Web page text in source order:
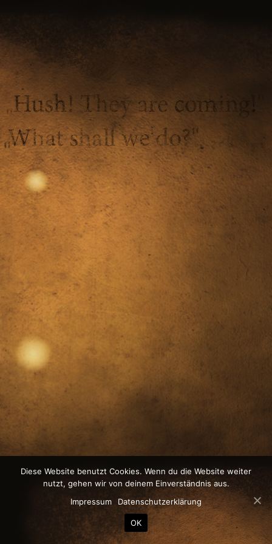
Impressum
Diese Website benutzt Cookies. Wenn du die Website weiter
nutzt, gehen wir von deinem Einverständnis aus.
Impressum
Datenschutzerklärung
OK